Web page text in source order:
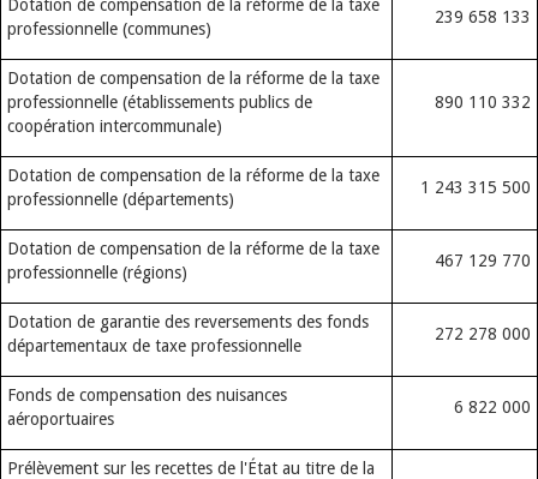
Dotation de compensation de la réforme de la taxe
professionnelle (communes)
239 658 133
Dotation de compensation de la réforme de la taxe
professionnelle (établissements publics de
coopération intercommunale)
890 110 332
Dotation de compensation de la réforme de la taxe
professionnelle (départements)
1 243 315 500
Dotation de compensation de la réforme de la taxe
professionnelle (régions)
467 129 770
Dotation de garantie des reversements des fonds
départementaux de taxe professionnelle
272 278 000
Fonds de compensation des nuisances
aéroportuaires
6 822 000
Prélèvement sur les recettes de l'État au titre de la